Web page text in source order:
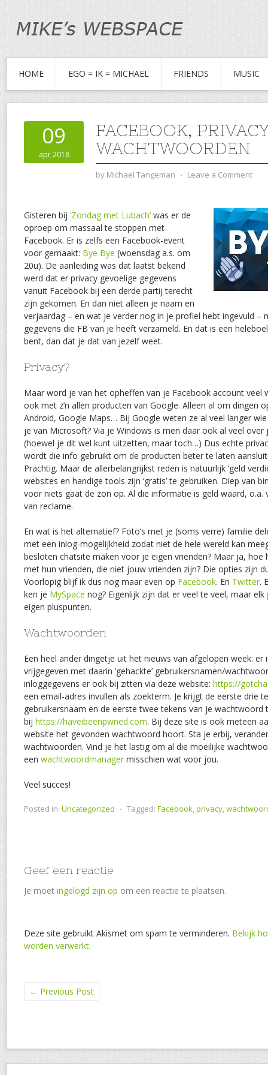
HOME EGO = IK = MICHAEL FRIENDS MUSIC
09
apr 2018
FACEBOOK,
WACHTWOORDEN
by Michael Tangeman ⋅ Leave a Comment
Gisteren bij ‘Zondag met Lubach’ was er de
oproep om massaal te stoppen met
Facebook. Er is zelfs een Facebook-event
voor gemaakt: Bye Bye (woensdag a.s. om
20u). De aanleiding was dat laatst bekend
werd dat er privacy gevoelige gegevens
vanuit Facebook bij een derde partij terecht
zijn gekomen. En dan niet alleen je naam en
verjaardag – en wat je verder nog in je profiel hebt ingevuld –
gegevens die FB van je heeft verzameld. En dat is een
bent, dan dat je dat van jezelf weet.
Privacy?
Maar word je van het opheffen van je Facebook account veel
ook met z’n allen producten van Google. Alleen al om dingen
Android, Google Maps… Bij Google weten ze al veel langer
je van Microsoft? Via je Windows is men daar ook al veel
(hoewel je dit wel kunt uitzetten, maar toch…) Dus echte
wordt die info gebruikt om de producten beter te laten
Prachtig. Maar de allerbelangrijkst reden is natuurlijk ‘geld
websites en handige tools zijn ‘gratis’ te gebruiken. Diep van
voor niets gaat de zon op. Al die informatie is geld waard, o.a.
van reclame.
En wat is het alternatief? Foto’s met je (soms verre) familie
met een inlog-mogelijkheid zodat niet de hele wereld kan
besloten chatsite maken voor je eigen vrienden? Maar ja, hoe
met hun vrienden, die niet jouw vrienden zijn? Die opties zijn
Voorlopig blijf ik dus nog maar even op Facebook. En Twitter.
ken je MySpace nog? Eigenlijk zijn dat er veel te veel, maar elk
eigen pluspunten.
Wachtwoorden
Een heel ander dingetje uit het nieuws van afgelopen week: er
vrijgegeven met daarin ‘gehackte’ gebruikersnamen/
inloggegevens er ook bij zitten via deze website: https://
een email-adres invullen als zoekterm. Je krijgt de eerste drie
gebruikersnaam en de eerste twee tekens van je wachtwoord
bij https://haveibeenpwned.com. Bij deze site is ook meteen
website het gevonden wachtwoord hoort. Sta je erbij,
wachtwoorden. Vind je het lastig om al die moeilijke
een wachtwoordmanager misschien wat voor jou.
Veel succes!
Posted in: Uncategorized ⋅ Tagged: Facebook,privacy,
Geef een reactie
Je moet ingelogd zijn op om een reactie te plaatsen.
Deze site gebruikt Akismet om spam te verminderen. Bekijk
worden verwerkt.
← Previous Post